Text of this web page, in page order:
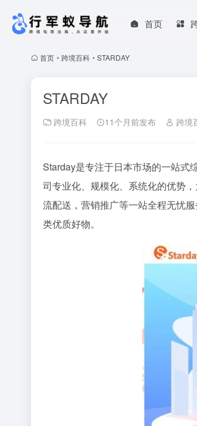
首页
首页 • 跨境百科 • STARDAY
STARDAY
跨境百科 11个月前发布 跨境
Starday是专注于日本市场的一站式
司专业化、规模化、系统化的优势
流配送，营销推广等一站全程无忧
类优质好物。